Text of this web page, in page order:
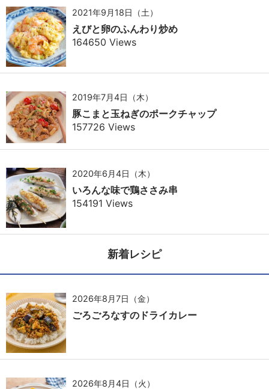
2021年9月18日（土）
えびと卵のふんわり炒め
164650 Views
2019年7月4日（木）
豚こまと玉ねぎのポークチャップ
157726 Views
2020年6月4日（木）
いろんな味で鶏ささみ串
154191 Views
新着レシピ
2026年8月7日（金）
ごろごろなすのドライカレー
2026年8月4日（火）